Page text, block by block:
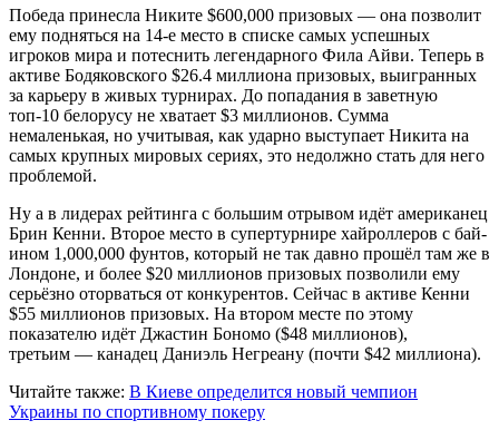
Победа принесла Никите $600,000 призовых — она позволит
ему подняться на 14-е место в списке самых успешных
игроков мира и потеснить легендарного Фила Айви. Теперь в
активе Бодяковского $26.4 миллиона призовых, выигранных
за карьеру в живых турнирах. До попадания в заветную
топ-10 белорусу не хватает $3 миллионов. Сумма
немаленькая, но учитывая, как ударно выступает Никита на
самых крупных мировых сериях, это недолжно стать для него
проблемой.
Ну а в лидерах рейтинга с большим отрывом идёт американец
Брин Кенни. Второе место в супертурнире хайроллеров с бай-
ином 1,000,000 фунтов, который не так давно прошёл там же в
Лондоне, и более $20 миллионов призовых позволили ему
серьёзно оторваться от конкурентов. Сейчас в активе Кенни
$55 миллионов призовых. На втором месте по этому
показателю идёт Джастин Бономо ($48 миллионов),
третьим — канадец Даниэль Негреану (почти $42 миллиона).
Читайте также: В Киеве определится новый чемпион
Украины по спортивному покеру